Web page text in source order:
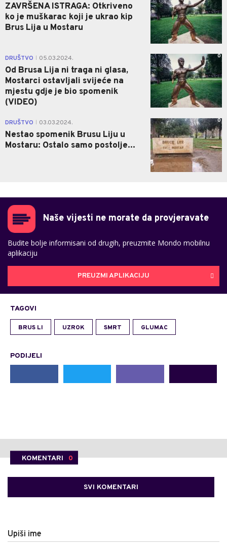
ZAVRŠENA ISTRAGA: Otkriveno
ko je muškarac koji je ukrao kip
Brus Lija u Mostaru
DRUŠTVO 05.03.2024.
Od Brusa Lija ni traga ni glasa,
Mostarci ostavljali svijeće na
mjestu gdje je bio spomenik
(VIDEO)
0
DRUŠTVO 03.03.2024.
Nestao spomenik Brusu Liju u
Mostaru: Ostalo samo postolje...
0
Naše vijesti ne morate da provjeravate
Budite bolje informisani od drugih, preuzmite Mondo mobilnu
aplikaciju
PREUZMI APLIKACIJU
TAGOVI
BRUS LI UZROK SMRT GLUMAC
PODIJELI
KOMENTARI 0
SVI KOMENTARI
Upiši ime